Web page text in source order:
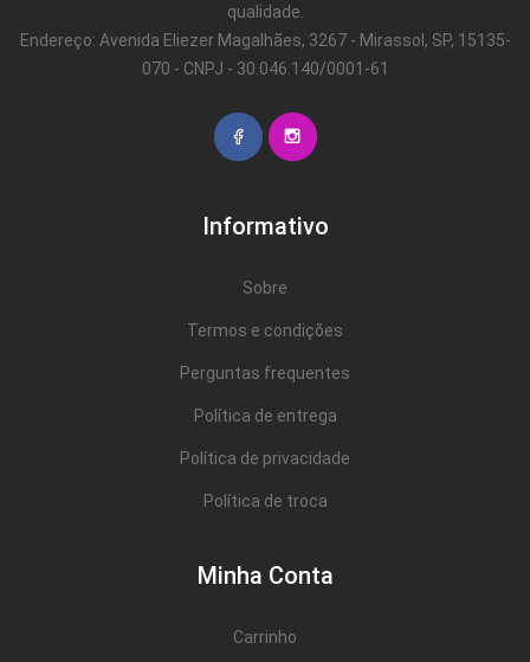
qualidade.
Endereço: Avenida Eliezer Magalhães, 3267 - Mirassol, SP, 15135-
070 - CNPJ - 30.046.140/0001-61
Informativo
Sobre
Termos e condições
Perguntas frequentes
Política de entrega
Política de privacidade
Política de troca
Minha Conta
Carrinho